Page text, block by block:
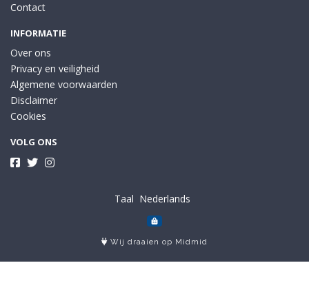
Contact
INFORMATIE
Over ons
Privacy en veiligheid
Algemene voorwaarden
Disclaimer
Cookies
VOLG ONS
Taal
Wij draaien op Midmid